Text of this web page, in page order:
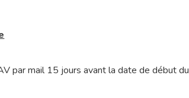
par mail 15 jours avant la date de début du